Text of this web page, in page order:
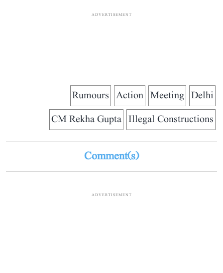
ADVERTISEMENT
Delhi
Meeting
Action
Rumours
Illegal Constructions
CM Rekha Gupta
Comment(s)
ADVERTISEMENT